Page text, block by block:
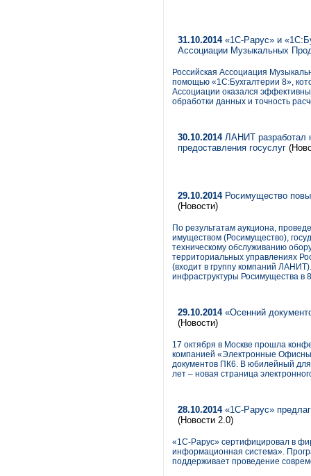
31.10.2014«1С-Рарус» и
Ассоциации Музыкальных
Российская Ассоциация
помощью «1С:Бухгалтерии 8»,
Ассоциации оказался
обработки данных и точность
30.10.2014ЛАНИТ разработал
предоставления госуслуг
29.10.2014Росимущество
(Новости)
По результатам аукциона,
имуществом (Росимущество),
техническому обслуживанию
территориальных управлениях
(входит в группу компаний
инфраструктуры Росимущества в
29.10.2014«Осенний
(Новости)
17 октября в Москве прошла
компанией «Электронные
документов ПК6. В юбилейный
лет – новая страница
28.10.2014«1С-Рарус»
(Новости 2.0)
«1С-Рарус» сертифицировал в
информационная система».
поддерживает проведение